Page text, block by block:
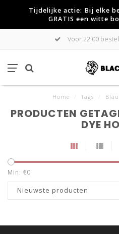
Tijdelijke actie: Bij elke
GRATIS een witte
Voor 22:00
Home Tags
PRODUCTEN
DYE
Min: €0
Nieuwste producten